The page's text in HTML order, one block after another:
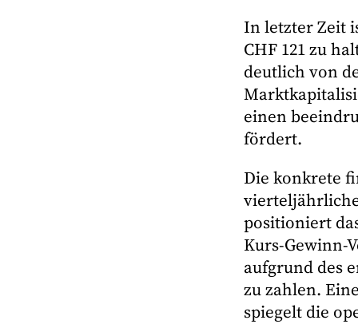
In letzter Zeit
CHF 121 zu
deutlich von
einen
fördert.
Die konkrete
positioniert
Kurs-Gewinn-
aufgrund des
zu zahlen.
spiegelt die